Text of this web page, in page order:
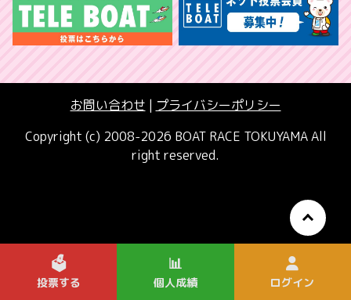
お問い合わせ | プライバシーポリシー
Copyright (c) 2008-2026 BOAT RACE TOKUYAMA All
right reserved.
🗳️
投票する
📊
個人成績 ログイン